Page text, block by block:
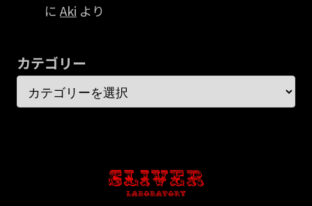
に Aki より
カテゴリー